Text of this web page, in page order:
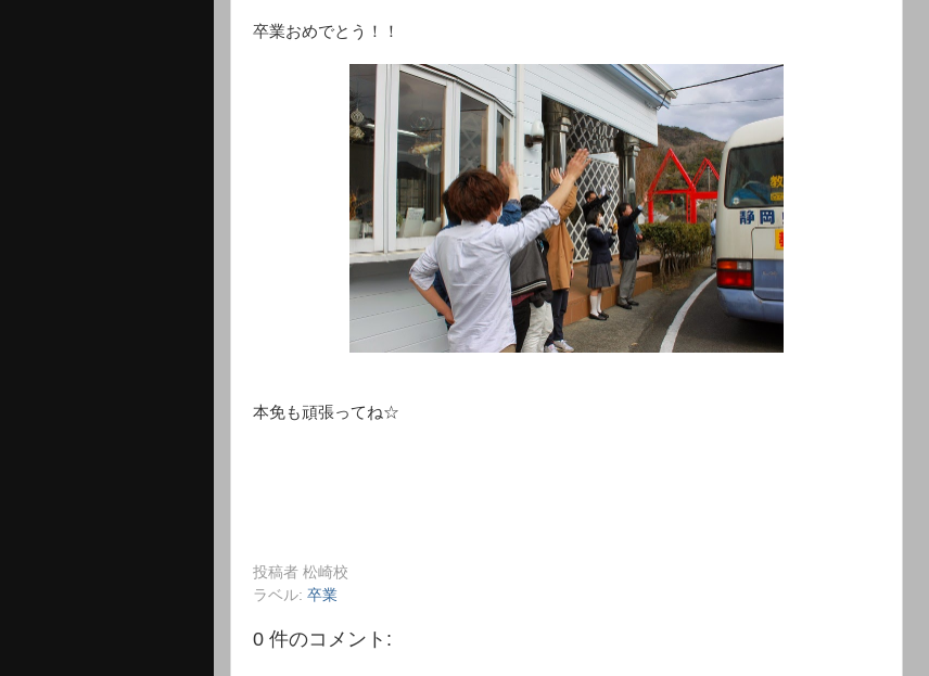
卒業おめでとう！！
本免も頑張ってね☆
投稿者 松崎校
ラベル: 卒業
0 件のコメント: